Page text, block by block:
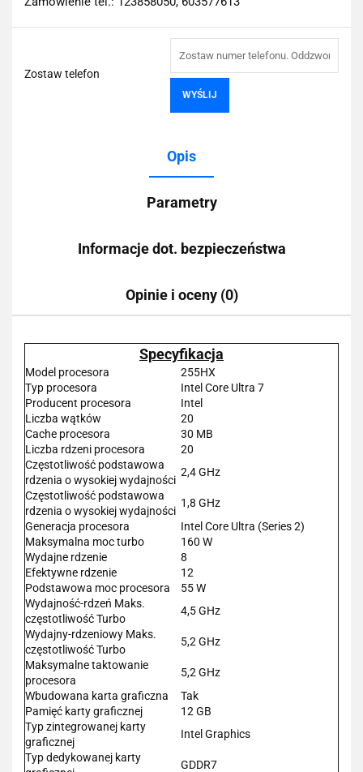
Zostaw telefon
WYŚLIJ
Opis
Parametry
Informacje dot. bezpieczeństwa
Opinie i oceny (0)
Specyfikacja
Model procesora
255HX
Typ procesora
Intel Core Ultra 7
Producent procesora
Intel
Liczba wątków
20
Cache procesora
30 MB
Liczba rdzeni procesora
20
Częstotliwość podstawowa
rdzenia o wysokiej wydajności
2,4 GHz
Częstotliwość podstawowa
rdzenia o wysokiej wydajności
1,8 GHz
Generacja procesora
Intel Core Ultra (Series 2)
Maksymalna moc turbo
160 W
Wydajne rdzenie
8
Efektywne rdzenie
12
Podstawowa moc procesora
55 W
Wydajność-rdzeń Maks.
częstotliwość Turbo
4,5 GHz
Wydajny-rdzeniowy Maks.
częstotliwość Turbo
5,2 GHz
Maksymalne taktowanie
procesora
5,2 GHz
Wbudowana karta graficzna
Tak
Pamięć karty graficznej
12 GB
Typ zintegrowanej karty
graficznej
Intel Graphics
Typ dedykowanej karty
GDDR7